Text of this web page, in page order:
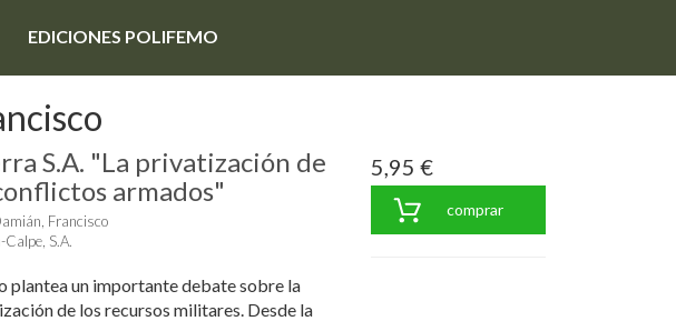
EDICIONES POLIFEMO
S.A. "La privatización de
armados"
Francisco
S.A.
plantea un importante debate sobre la
de los recursos militares. Desde la
5,95 €
comprar